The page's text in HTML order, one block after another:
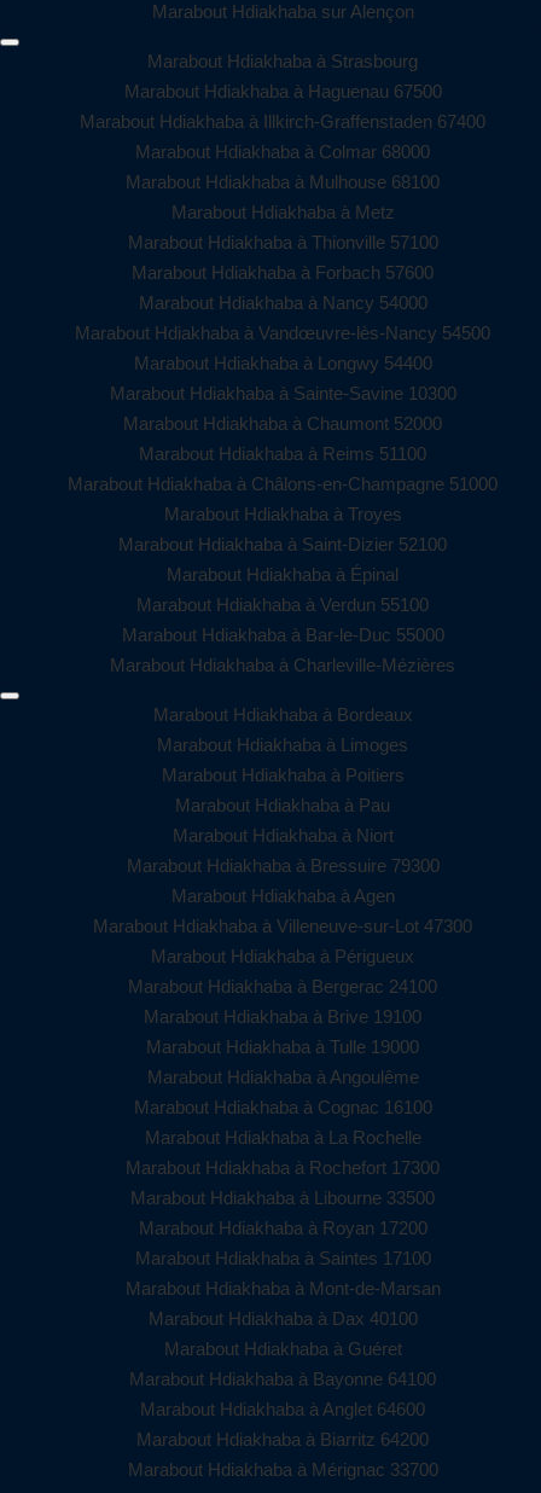
Marabout Hdiakhaba sur Alençon
Marabout Hdiakhaba à Strasbourg
Marabout Hdiakhaba à Haguenau 67500
Marabout Hdiakhaba à Illkirch-Graffenstaden 67400
Marabout Hdiakhaba à Colmar 68000
Marabout Hdiakhaba à Mulhouse 68100
Marabout Hdiakhaba à Metz
Marabout Hdiakhaba à Thionville 57100
Marabout Hdiakhaba à Forbach 57600
Marabout Hdiakhaba à Nancy 54000
Marabout Hdiakhaba à Vandœuvre-lès-Nancy 54500
Marabout Hdiakhaba à Longwy 54400
Marabout Hdiakhaba à Sainte-Savine 10300
Marabout Hdiakhaba à Chaumont 52000
Marabout Hdiakhaba à Reims 51100
Marabout Hdiakhaba à Châlons-en-Champagne 51000
Marabout Hdiakhaba à Troyes
Marabout Hdiakhaba à Saint-Dizier 52100
Marabout Hdiakhaba à Épinal
Marabout Hdiakhaba à Verdun 55100
Marabout Hdiakhaba à Bar-le-Duc 55000
Marabout Hdiakhaba à Charleville-Mézières
Marabout Hdiakhaba à Bordeaux
Marabout Hdiakhaba à Limoges
Marabout Hdiakhaba à Poitiers
Marabout Hdiakhaba à Pau
Marabout Hdiakhaba à Niort
Marabout Hdiakhaba à Bressuire 79300
Marabout Hdiakhaba à Agen
Marabout Hdiakhaba à Villeneuve-sur-Lot 47300
Marabout Hdiakhaba à Périgueux
Marabout Hdiakhaba à Bergerac 24100
Marabout Hdiakhaba à Brive 19100
Marabout Hdiakhaba à Tulle 19000
Marabout Hdiakhaba à Angoulême
Marabout Hdiakhaba à Cognac 16100
Marabout Hdiakhaba à La Rochelle
Marabout Hdiakhaba à Rochefort 17300
Marabout Hdiakhaba à Libourne 33500
Marabout Hdiakhaba à Royan 17200
Marabout Hdiakhaba à Saintes 17100
Marabout Hdiakhaba à Mont-de-Marsan
Marabout Hdiakhaba à Dax 40100
Marabout Hdiakhaba à Guéret
Marabout Hdiakhaba à Bayonne 64100
Marabout Hdiakhaba à Anglet 64600
Marabout Hdiakhaba à Biarritz 64200
Marabout Hdiakhaba à Mérignac 33700